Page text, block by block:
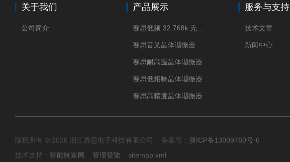
关于我们
公司简介
产品展示
赛思音叉晶体谐振器
赛思耐高温晶体谐振器
赛思低相噪晶体谐振器
赛思高精度晶体谐振器
服务与支持
技术文章
新闻中心
版权所有 © 2026 浙江赛思电子科技有限公司 备案号： 浙ICP备13009760号-6
技术支持： 智能制造网 管理登陆 sitemap.xml